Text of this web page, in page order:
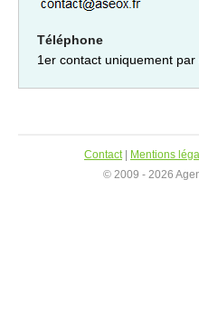
Téléphone
1er contact uniquement par
Contact| Mentions
© 2009 - 2026